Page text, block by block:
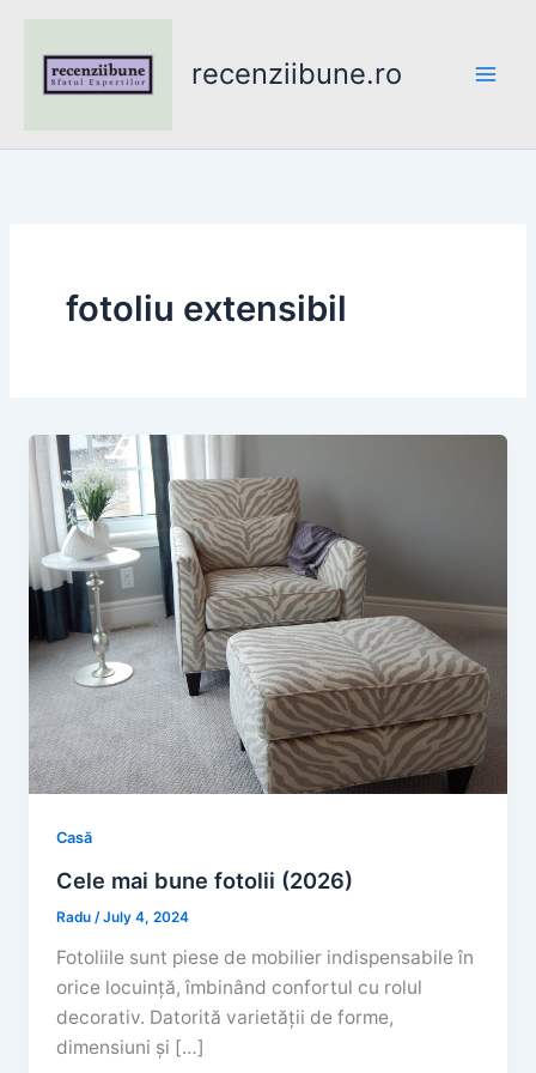
content
recenziibune.ro
fotoliu extensibil
Casă
Cele mai bune fotolii (2026)
Radu /July 4, 2024
Fotoliile sunt piese de mobilier indispensabile în
orice locuință, îmbinând confortul cu rolul
decorativ. Datorită varietății de forme,
dimensiuni și […]